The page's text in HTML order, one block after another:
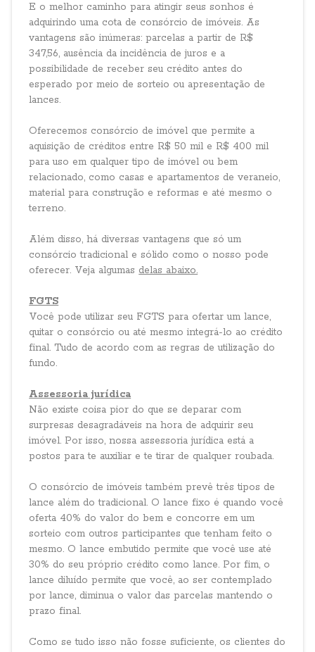
E o melhor caminho para atingir seus sonhos é
adquirindo uma cota de consórcio de imóveis. As
vantagens são inúmeras: parcelas a partir de R$
347,56, ausência da incidência de juros e a
possibilidade de receber seu crédito antes do
esperado por meio de sorteio ou apresentação de
lances.
Oferecemos consórcio de imóvel que permite a
aquisição de créditos entre R$ 50 mil e R$ 400 mil
para uso em qualquer tipo de imóvel ou bem
relacionado, como casas e apartamentos de veraneio,
material para construção e reformas e até mesmo o
terreno.
Além disso, há diversas vantagens que só um
consórcio tradicional e sólido como o nosso pode
oferecer. Veja algumas delas abaixo.
FGTS
Você pode utilizar seu FGTS para ofertar um lance,
quitar o consórcio ou até mesmo integrá-lo ao crédito
final. Tudo de acordo com as regras de utilização do
fundo.
Assessoria jurídica
Não existe coisa pior do que se deparar com
surpresas desagradáveis na hora de adquirir seu
imóvel. Por isso, nossa assessoria jurídica está a
postos para te auxiliar e te tirar de qualquer roubada.
O consórcio de imóveis também prevê três tipos de
lance além do tradicional. O lance fixo é quando você
oferta 40% do valor do bem e concorre em um
sorteio com outros participantes que tenham feito o
mesmo. O lance embutido permite que você use até
30% do seu próprio crédito como lance. Por fim, o
lance diluído permite que você, ao ser contemplado
por lance, diminua o valor das parcelas mantendo o
prazo final.
Como se tudo isso não fosse suficiente, os clientes do